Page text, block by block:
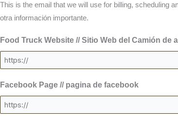
This is the email that we will use for billing, scheduling
otra información importante.
Food Truck Website // Sitio Web del Camión de
Facebook Page // pagina de facebook